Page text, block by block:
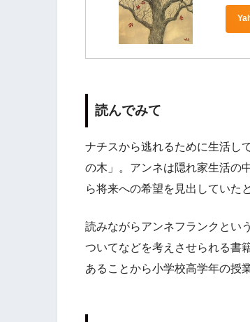
読んでみて
ナチスから逃れるために生活し
の木」。アンネは隠れ家生活の
ら将来への希望を見出していた
読みながらアンネフランクとい
ついてなどを考えさせられる書
あることから小学校高学年の授